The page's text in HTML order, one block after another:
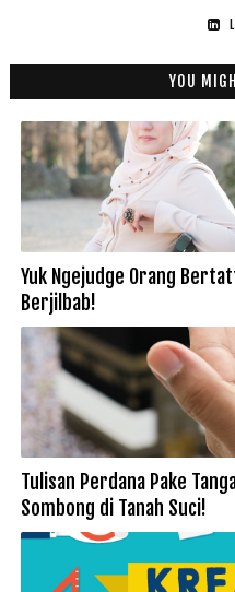
YOU
Yuk Ngejudge Orang
Berjilbab!
Tulisan Perdana Pake
Sombong di Tanah Suci!